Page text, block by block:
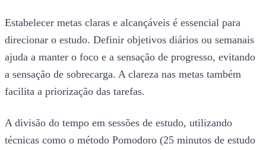
Estabelecer metas claras e alcançáveis é essencial para
direcionar o estudo. Definir objetivos diários ou semanais
ajuda a manter o foco e a sensação de progresso, evitando
a sensação de sobrecarga. A clareza nas metas também
facilita a priorização das tarefas.
A divisão do tempo em sessões de estudo, utilizando
técnicas como o método Pomodoro (25 minutos de estudo